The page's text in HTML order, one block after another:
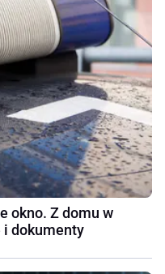
okno. Z domu w
i dokumenty